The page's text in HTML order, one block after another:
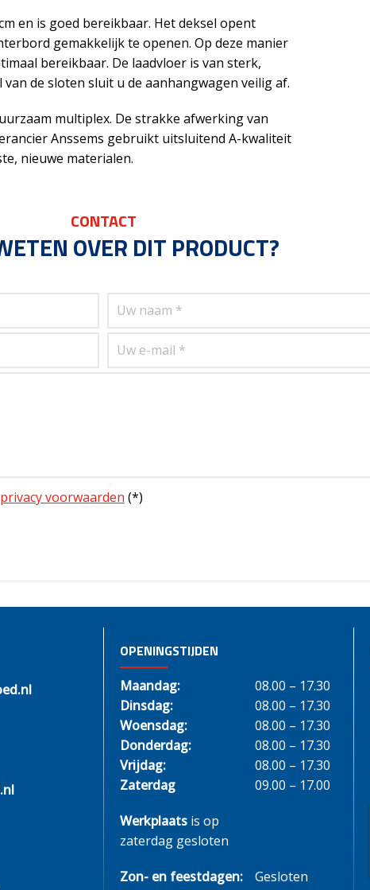
en is goed bereikbaar. Het deksel opent
gemakkelijk te openen. Op deze manier
bereikbaar. De laadvloer is van sterk,
de sloten sluit u de aanhangwagen veilig af.
multiplex. De strakke afwerking van
Anssems gebruikt uitsluitend A-kwaliteit
nieuwe materialen.
CONTACT
OVER DIT PRODUCT?
privacy voorwaarden (*)
OPENINGSTIJDEN
Maandag:
08.00 – 17.30
Dinsdag:
08.00 – 17.30
Woensdag:
08.00 – 17.30
Donderdag:
08.00 – 17.30
Vrijdag:
08.00 – 17.30
Zaterdag
09.00 – 17.00
Werkplaats is op
zaterdag gesloten
Zon- en feestdagen: Gesloten